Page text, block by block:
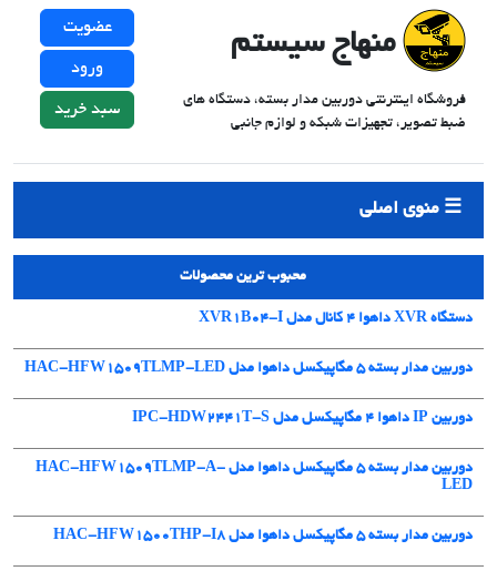
منهاج سیستم
عضویت
ورود
سبد خرید
فروشگاه اینترنتی دوربین مدار بسته، دستگاه های
ضبط تصویر، تجهیزات شبکه و لوازم جانبی
منوی اصلی
محبوب ترین محصولات
دستگاه XVR داهوا 4 کانال مدل XVR1B04-I
دوربین مدار بسته 5 مگاپیکسل داهوا مدل HAC-HFW1509TLMP-LED
دوربین IP داهوا 4 مگاپیکسل مدل IPC-HDW2441T-S
دوربین مدار بسته 5 مگاپیکسل داهوا مدل HAC-HFW1509TLMP-A-
LED
دوربین مدار بسته 5 مگاپیکسل داهوا مدل HAC-HFW1500THP-I8